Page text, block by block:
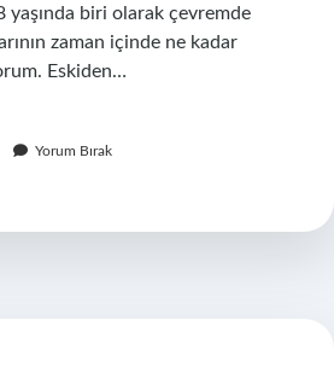
yaşında biri olarak çevremde
zaman içinde ne kadar
Eskiden…
Yorum Bırak